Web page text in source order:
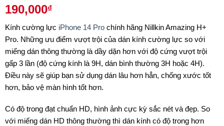
190,000₫
Kính cường lực iPhone 14 Pro chính hãng Nillkin Amazing H+
Pro. Những ưu điểm vượt trội của dán kính cường lực so với
miếng dán thông thường là dầy dặn hơn với độ cứng vượt trội
gấp 3 lần (độ cứng kính là 9H, dán bình thường 3H hoặc 4H).
Điều này sẽ giúp bạn sử dụng dán lâu hơn hẳn, chống xước tốt
hơn, bảo vệ màn hình tốt hơn.
Có độ trong đạt chuẩn HD, hình ảnh cực kỳ sắc nét và đẹp. So
với miếng dán HD thông thường thì dán kính có độ trong hơn